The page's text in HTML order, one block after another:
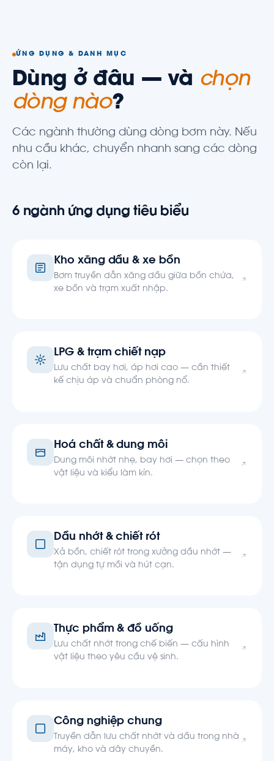
ỨNG DỤNG & DANH MỤC
Dùng ở đâu — và chọn
dòng nào?
Các ngành thường dùng dòng bơm này. Nếu
nhu cầu khác, chuyển nhanh sang các dòng
còn lại.
6 ngành ứng dụng tiêu biểu
Kho xăng dầu & xe bồn
Bơm truyền dẫn xăng dầu giữa bồn chứa,
xe bồn và trạm xuất nhập.
LPG & trạm chiết nạp
Lưu chất bay hơi, áp hơi cao — cần thiết
kế chịu áp và chuẩn phòng nổ.
Hoá chất & dung môi
Dung môi nhớt nhẹ, bay hơi — chọn theo
vật liệu và kiểu làm kín.
Dầu nhớt & chiết rót
Xả bồn, chiết rót trong xưởng dầu nhớt —
tận dụng tự mồi và hút cạn.
Thực phẩm & đồ uống
Lưu chất nhớt trong chế biến — cấu hình
vật liệu theo yêu cầu vệ sinh.
Công nghiệp chung
Truyền dẫn lưu chất nhớt và dầu trong nhà
máy, kho và dây chuyền.